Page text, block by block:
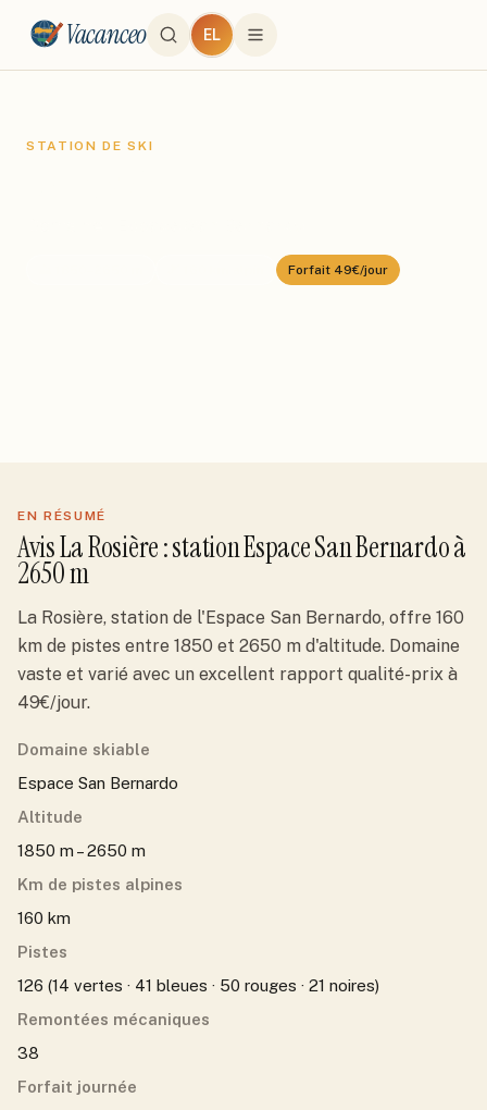
Vacanceo EL
STATION DE SKI
Forfait 49€/jour
EN RÉSUMÉ
AvisLa Rosière: stationEspace San Bernardoà
2650 m
La Rosière, station de l'Espace San Bernardo, offre 160
km de pistes entre 1850 et 2650 m d'altitude. Domaine
vaste et varié avec un excellent rapport qualité-prix à
49€/jour.
Domaine skiable
Espace San Bernardo
Altitude
1850 m – 2650 m
Km de pistes alpines
160 km
Pistes
126 (14 vertes · 41 bleues · 50 rouges · 21 noires)
Remontées mécaniques
38
Forfait journée